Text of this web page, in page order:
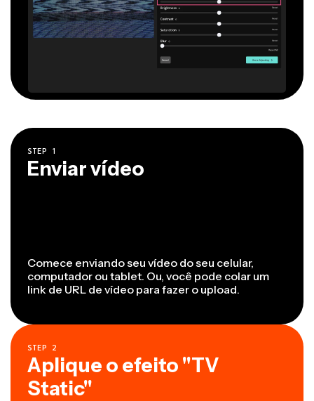
STEP 1
Enviar vídeo
Comece enviando seu vídeo do seu celular,
computador ou tablet. Ou, você pode colar um
link de URL de vídeo para fazer o upload.
STEP 2
Aplique o efeito "TV
Static"